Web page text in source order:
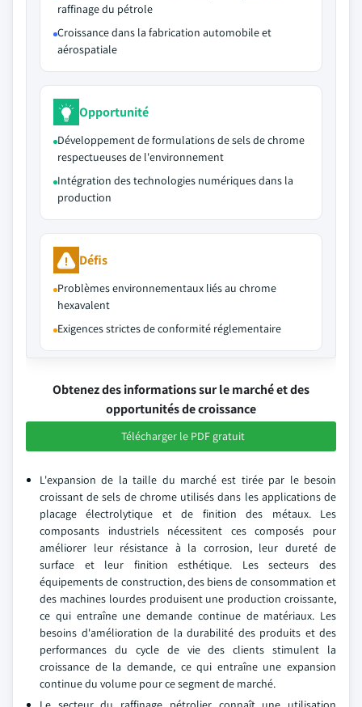
raffinage du pétrole
Croissance dans la fabrication automobile et
aérospatiale
Opportunité
Développement de formulations de sels de chrome
respectueuses de l'environnement
Intégration des technologies numériques dans la
production
Défis
Problèmes environnementaux liés au chrome
hexavalent
Exigences strictes de conformité réglementaire
Obtenez des informations sur le marché et des
opportunités de croissance
Télécharger le PDF gratuit
L'expansion de la taille du marché est tirée par le besoin
croissant de sels de chrome utilisés dans les applications de
placage électrolytique et de finition des métaux. Les
composants industriels nécessitent ces composés pour
améliorer leur résistance à la corrosion, leur dureté de
surface et leur finition esthétique. Les secteurs des
équipements de construction, des biens de consommation et
des machines lourdes produisent une production croissante,
ce qui entraîne une demande continue de matériaux. Les
besoins d'amélioration de la durabilité des produits et des
performances du cycle de vie des clients stimulent la
croissance de la demande, ce qui entraîne une expansion
continue du volume pour ce segment de marché.